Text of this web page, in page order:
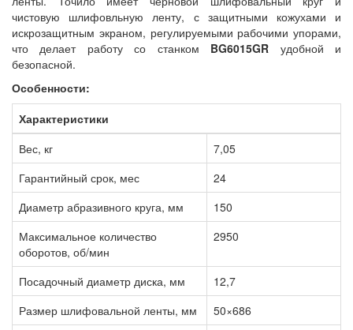
чистовую шлифовльную ленту, с защитными кожухами и
искрозащитным экраном, регулируемыми рабочими упорами,
что делает работу со станком BG6015GR удобной и
безопасной.
Особенности:
Характеристики
Вес, кг
7,05
Гарантийный срок, мес
24
Диаметр абразивного круга, мм
150
Максимальное количество
оборотов, об/мин
2950
Посадочный диаметр диска, мм
12,7
Размер шлифовальной ленты, мм
50×686